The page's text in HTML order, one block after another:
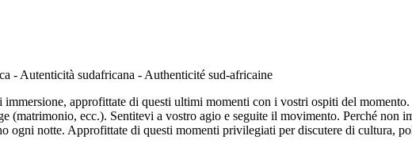
approfittate di questi ultimi momenti con i vostri ospiti del
(matrimonio, ecc.). Sentitevi a vostro agio e seguite il movimento. Perché non
ogni notte. Approfittate di questi momenti privilegiati per discutere di cultura,